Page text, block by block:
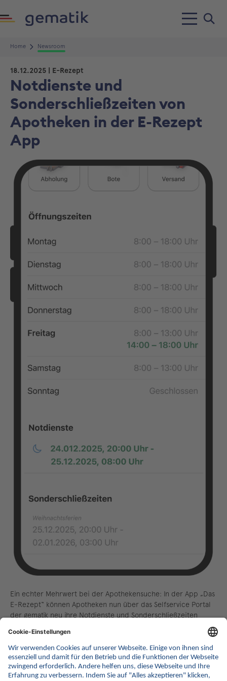
Home Newsroom
18.12.2025 | E-Rezept
Notdienste und
Sonderschließzeiten von
Apotheken in der E-Rezept
App
Ein echter Mehrwert bei der Apothekensuche: In der App „Das
E-Rezept“ können Apotheken nun über das Selfservice Portal
der gematik neu ihre Notdienste und Sonderschließzeiten
Eintrag funktioniert kostenlos. Die Informationen bieten einen
echten Mehrwert für Menschen, die die App (auch) als Suche
für geöffnete Apotheken nutzen. Ein Vorteil ist außerdem, dass
Apotheken als geschlossen angezeigt werden, wenn sie
Sonderschließzeiten wie Betriebsferien hinterlegt haben.